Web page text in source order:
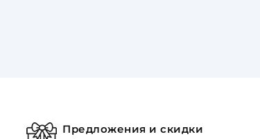
Предложения и скидки